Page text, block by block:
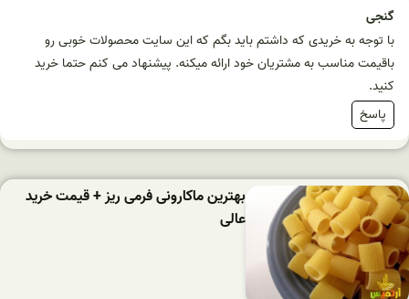
گنجی
با توجه به خریدی که داشتم باید بگم که این سایت محصولات خوبی رو
باقیمت مناسب به مشتریان خود ارائه میکنه. پیشنهاد می کنم حتما خرید
کنید.
پاسخ
بهترین ماکارونی فرمی ریز + قیمت خرید
عالی